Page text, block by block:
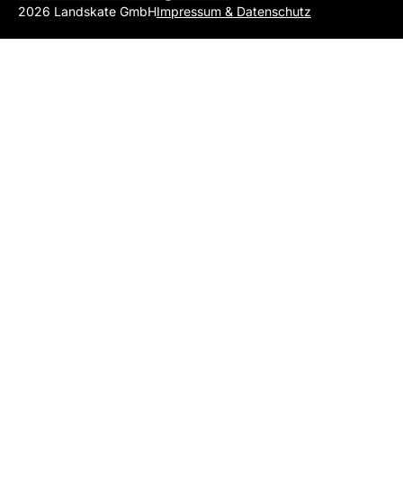
2026 Landskate GmbHImpressum & Datenschutz